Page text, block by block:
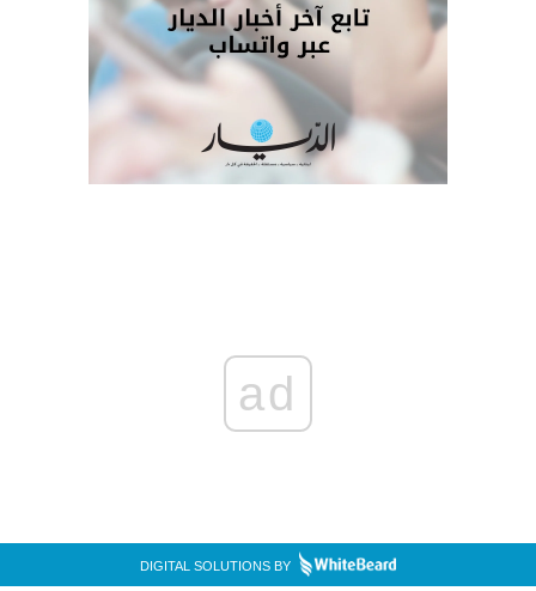
ad
DIGITAL SOLUTIONS BY